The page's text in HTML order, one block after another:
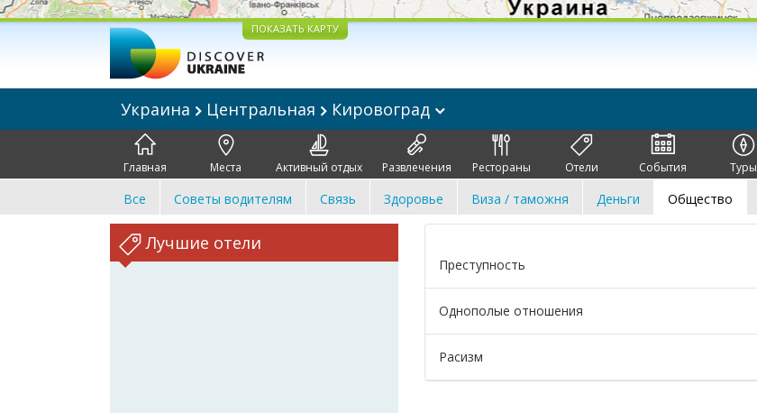
ПОКАЗАТЬ КАРТУ
Украина Центральная Кировоград
Главная Места Активный отдых Развлечения Рестораны Отели События Туры
Все Советы водителям Связь Здоровье Виза / таможня Деньги Общество
Лучшие отели
Преступность
Однополые отношения
Расизм